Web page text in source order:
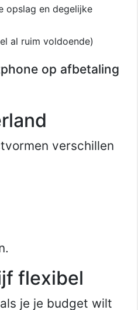
opslag en degelijke
al ruim voldoende)
op afbetaling
verschillen
flexibel
je je budget wilt